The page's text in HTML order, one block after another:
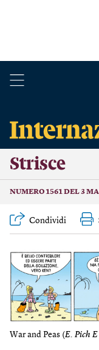
Strisce
NUMERO 1561 DEL 3
Condividi
War and Peas (E. Pich